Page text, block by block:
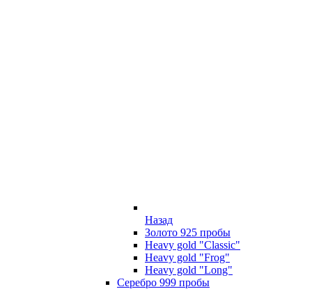
Назад
Золото 925 пробы
Heavy gold "Classic"
Heavy gold "Frog"
Heavy gold "Long"
Серебро 999 пробы